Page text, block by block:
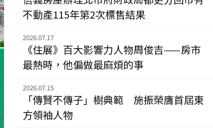
115年07月 成交
央央 5,800萬
115年07月 成交
小西華 1,938萬
115
不動產115年第2次標售結果
2026.07.17
《住展》百大影響力人物周俊吉——房市
最熱時，他偏做最麻煩的事
2026.07.15
「傳賢不傳子」樹典範 施振榮膺首屆東
方領袖人物